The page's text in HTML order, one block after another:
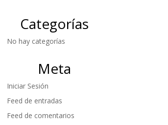
Categorías
No hay categorías
Meta
Iniciar Sesión
Feed de entradas
Feed de comentarios